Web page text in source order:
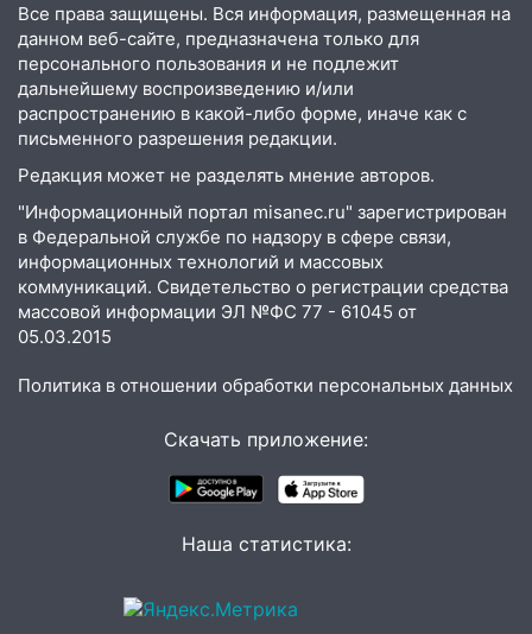
легковой автомобиль
09:39 В Ульяновске будут судить десять
наркодилеров, снабжавших две области
09:25 Вынесли приговор дебоширам,
08:27 Ульяновская полиция получила
один из шести уникальных автомобилей
в России
07:02
Жара отступит: какой будет
погода в Ульяновске днем 5 августа
06:10
Двое мигрантов изнасиловали 13-
летнюю девочку в центре Ульяновска
Мертвеца выкопали, посадили в
мешок и попытались утопить в Волге
опасный день августа: что ждет каждый
04.08.2026
Все права защищены. Вся информация, размещенная на
данном веб-сайте, предназначена только для
персонального пользования и не подлежит
дальнейшему воспроизведению и/или
распространению в какой-либо форме, иначе как с
письменного разрешения редакции.
Редакция может не разделять мнение авторов.
"Информационный портал misanec.ru" зарегистрирован
в Федеральной службе по надзору в сфере связи,
информационных технологий и массовых
коммуникаций. Свидетельство о регистрации средства
массовой информации ЭЛ №ФС 77 - 61045 от
05.03.2015
Политика в отношении обработки персональных данных
Скачать приложение:
Наша статистика: